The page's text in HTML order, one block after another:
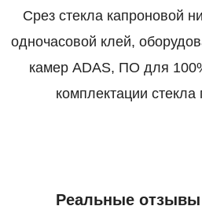
Срез стекла капроновой
одночасовой клей,
камер ADAS, ПО для
комплектации
Реальные отзывы